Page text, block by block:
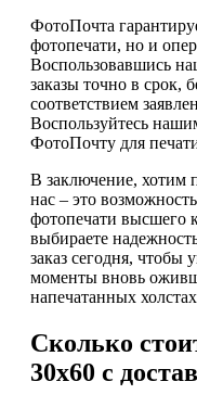
ФотоПочта
фотопечати, но и
Воспользовавшись
заказы точно в срок,
соответствием
Воспользуйтесь
ФотоПочту для
В заключение, хотим
нас – это
фотопечати высшего
выбираете
заказ сегодня, чтобы
моменты вновь
напечатанных
Сколько
30х60 с